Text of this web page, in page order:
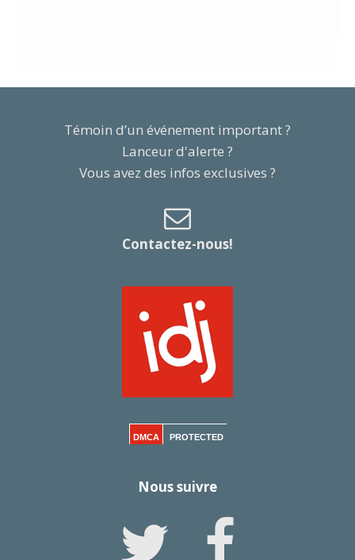
Témoin d’un événement important ?
Lanceur d'alerte ?
Vous avez des infos exclusives ?
Contactez-nous!
DMCA PROTECTED
Nous suivre